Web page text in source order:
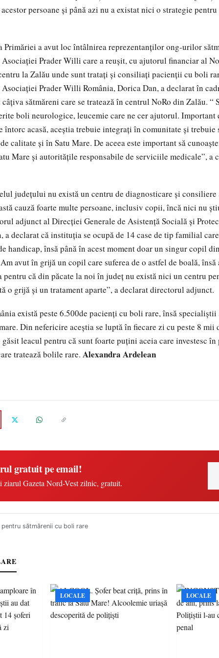
persoane și până azi nu a existat nici o strategie
Primăriei a avut loc întâlnirea reprezentanților ong-urilor
Asociației Prader Willi care a reușit, cu ajutorul financiar al
la Zalău unde sunt tratați și consiliați pacienții cu boli
Prader Willi România, Dorica Dan, a declarat în
sătmăreni care se tratează în centrul NoRo din Zalău. “
boli neurologice, leucemie care ne cer ajutorul. Important
întorc acasă, aceştia trebuie integraţi în comunitate şi trebuie
calitate şi în Satu Mare. De aceea este important să
Mare şi autorităţile responsabile de serviciile medicale”, a
județului nu există un centru de diagnosticare și
cauză foarte multe persoane, inclusiv copii, încă nici nu
adjunct al Direcţiei Generale de Asistenţă Socială şi
a declarat că instituţia se ocupă de 14 case de tip familial
handicap, însă până în acest moment doar un singur copil
avut în grijă un copil care suferea de o astfel de boală,
că din păcate la noi în judeţ nu există nici un centru
o grijă şi un tratament aparte”, a declarat directorul adjunct.
există peste 6.500de pacienți cu boli rare, însă
Din nefericire aceștia se luptă în fiecare zi cu peste 8
leacul pentru că sunt foarte puţini aceia care investesc în
tratează bolile rare. Alexandra Ardelean
gratuit pe email!
ziarul Gazeta Nord-Vest zilnic, gratuit.
pentru sătmărenii cu boli rare
LOCALE LOCALE